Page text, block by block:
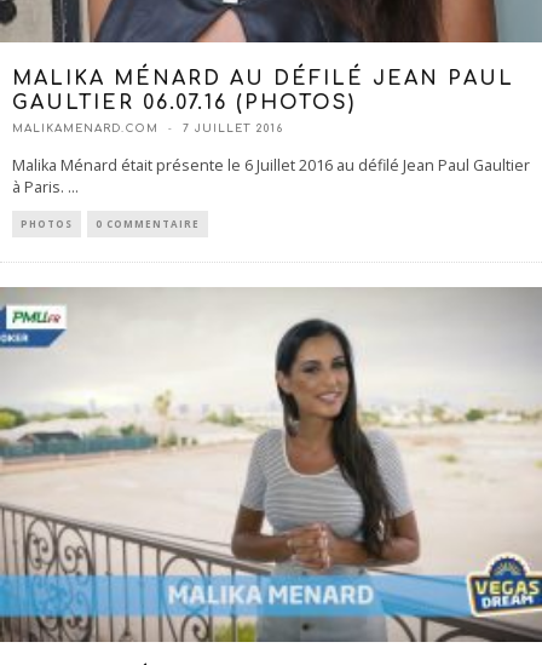
MALIKA MÉNARD AU DÉFILÉ JEAN PAUL
GAULTIER 06.07.16 (PHOTOS)
MALIKAMENARD.COM 7 JUILLET 2016
Malika Ménard était présente le 6 Juillet 2016 au défilé Jean Paul Gaultier
à Paris. ...
PHOTOS 0 COMMENTAIRE